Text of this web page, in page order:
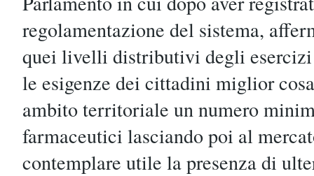
regolamentazione del sistema,
quei livelli distributivi degli
le esigenze dei cittadini miglior
ambito territoriale un numero
farmaceutici lasciando poi al
contemplare utile la presenza di